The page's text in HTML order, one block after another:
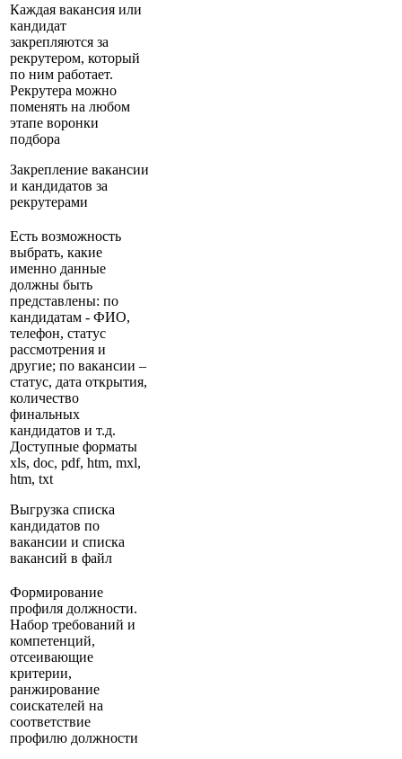
Каждая вакансия или
кандидат
закрепляются за
рекрутером, который
по ним работает.
Рекрутера можно
поменять на любом
этапе воронки
подбора
Закрепление вакансии
и кандидатов за
рекрутерами
Есть возможность
выбрать, какие
именно данные
должны быть
представлены: по
кандидатам - ФИО,
телефон, статус
рассмотрения и
другие; по вакансии –
статус, дата открытия,
количество
финальных
кандидатов и т.д.
Доступные форматы
xls, doc, pdf, htm, mxl,
htm, txt
Выгрузка списка
кандидатов по
вакансии и списка
вакансий в файл
Формирование
профиля должности.
Набор требований и
компетенций,
отсеивающие
критерии,
ранжирование
соискателей на
соответствие
профилю должности